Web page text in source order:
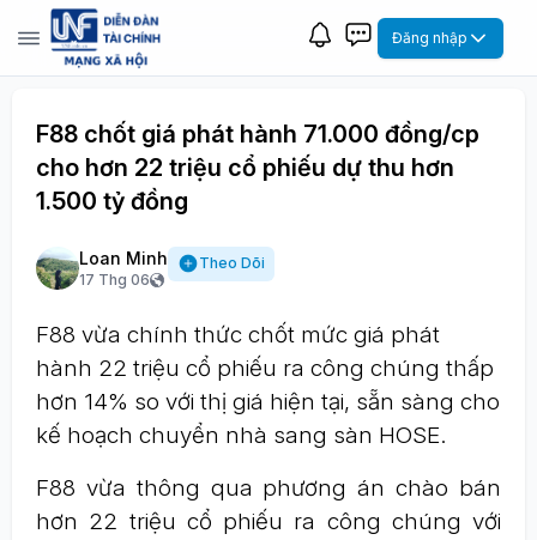
Đăng nhập
F88 chốt giá phát hành 71.000 đồng/cp
cho hơn 22 triệu cổ phiếu dự thu hơn
1.500 tỷ đồng
Loan Minh
17 Thg 06
Theo Dõi
F88 vừa chính thức chốt mức giá phát
hành 22 triệu cổ phiếu ra công chúng thấp
hơn 14% so với thị giá hiện tại, sẵn sàng cho
kế hoạch chuyển nhà sang sàn HOSE.
F88 vừa thông qua phương án chào bán
hơn 22 triệu cổ phiếu ra công chúng với